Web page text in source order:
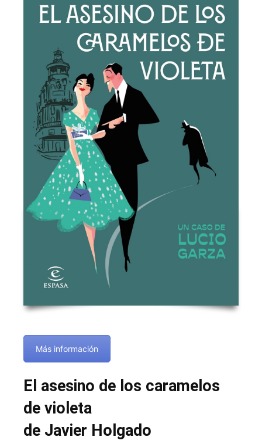
Más información
El asesino de los caramelos
de violeta
de Javier Holgado